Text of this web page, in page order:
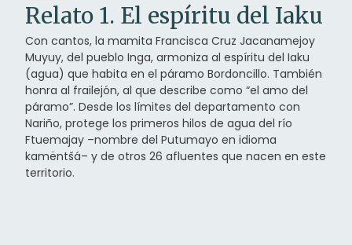
Relato 1. El espíritu del Iaku
Con cantos, la mamita Francisca Cruz Jacanamejoy
Muyuy, del pueblo Inga, armoniza al espíritu del Iaku
(agua) que habita en el páramo Bordoncillo. También
honra al frailejón, al que describe como “el amo del
páramo”. Desde los límites del departamento con
Nariño, protege los primeros hilos de agua del río
Ftuemajay –nombre del Putumayo en idioma
kamëntšá– y de otros 26 afluentes que nacen en este
territorio.